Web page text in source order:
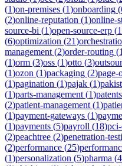
(1)on-premises (1)onboarding (
(2)online-reputation (1)online-
source-bi (1)open-source-erp (
(6)optimization (21)
management (2)order-routing (1
(1)orm (3)oss (1)otto (3)
(1)ozon (1)packaging (2)page-
(1)pagination (1)pajak (1)
(1)parts-management (1)patents
(2)patient-management (1)
(1)payment-gateways (1)
(1)payments (5)payroll (18)
(2)peachtree (2)penetration-
(2)performance (25)
(1)personalization (5)pharma (4